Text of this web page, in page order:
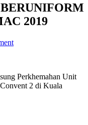
2019
Perkhemahan Unit
2 di Kuala